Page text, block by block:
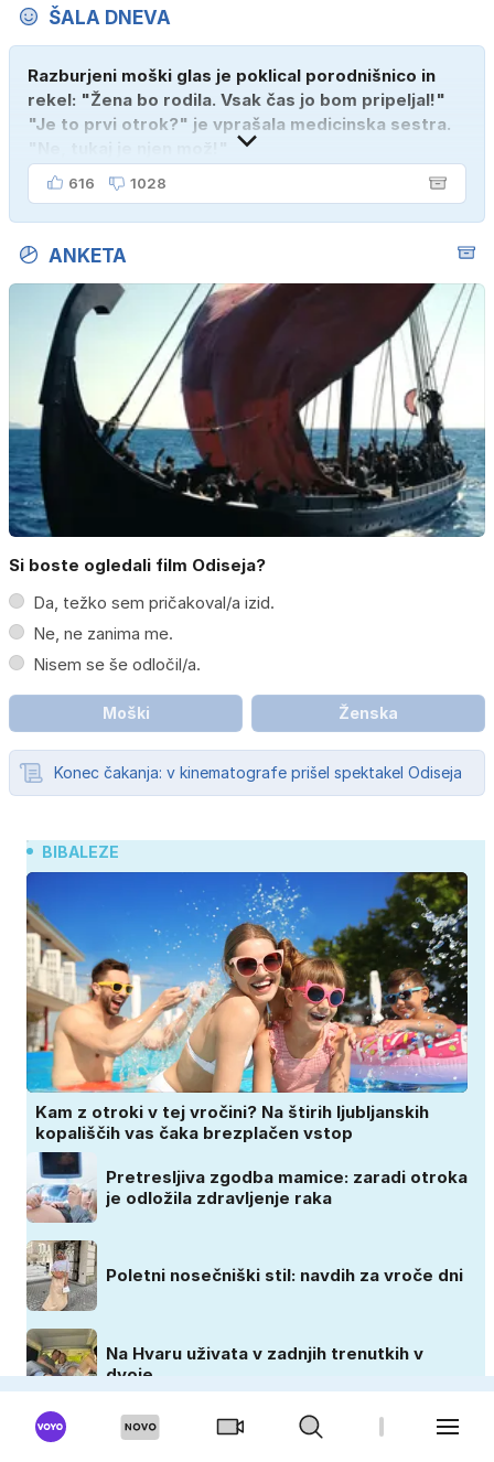
ŠALA DNEVA
Razburjeni moški glas je poklical porodnišnico in
rekel: "Žena bo rodila. Vsak čas jo bom pripeljal!"
"Je to prvi otrok?" je vprašala medicinska sestra.
616 1028
ANKETA
Si boste ogledali film Odiseja?
Da, težko sem pričakoval/a izid.
Ne, ne zanima me.
Nisem se še odločil/a.
Moški Ženska
Konec čakanja: v kinematografe prišel spektakel Odiseja
BIBALEZE
Kam z otroki v tej vročini? Na štirih ljubljanskih
kopališčih vas čaka brezplačen vstop
Pretresljiva zgodba mamice: zaradi otroka
je odložila zdravljenje raka
Poletni nosečniški stil: navdih za vroče dni
Na Hvaru uživata v zadnjih trenutkih v
dvoje
ZADOVOLJNA